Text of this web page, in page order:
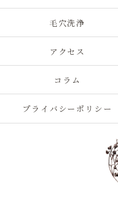
毛穴洗浄
アクセス
コラム
プライバシーポリシー